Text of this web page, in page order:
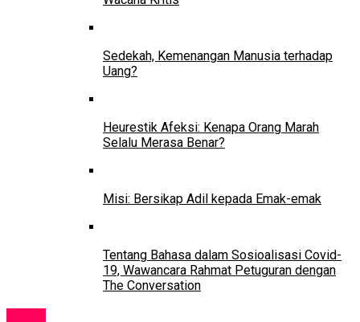
Sedekah, Kemenangan Manusia terhadap
Uang?
Heurestik Afeksi: Kenapa Orang Marah
Selalu Merasa Benar?
Misi: Bersikap Adil kepada Emak-emak
Tentang Bahasa dalam Sosioalisasi Covid-
19, Wawancara Rahmat Petuguran dengan
The Conversation